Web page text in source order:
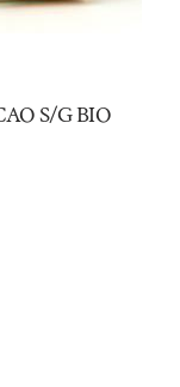
S/G BIO